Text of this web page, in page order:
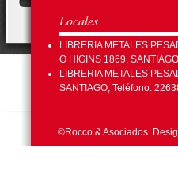
Locales
LIBRERIA METALES
O HIGINS 1869,
LIBRERIA METALES
SANTIAGO, Teléfono:
©Rocco & Asociados.